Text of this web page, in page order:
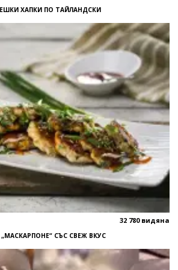
ХАПКИ ПО ТАЙЛАНДСКИ
32 780 видяна
СЪС СВЕЖ ВКУС